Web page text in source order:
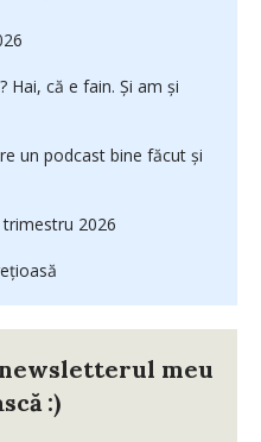
Hai, că e fain. Și am și
un podcast bine făcut și
2026
meu
:)